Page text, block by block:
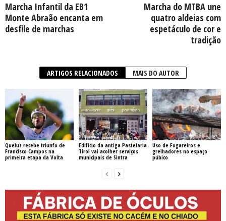
Marcha Infantil da EB1
Monte Abraão encanta em
desfile de marchas
Marcha do MTBA une
quatro aldeias com
espetáculo de cor e
tradição
ARTIGOS RELACIONADOS MAIS DO AUTOR
Queluz recebe triunfo de
Francisco Campos na
primeira etapa da Volta
Edifício da antiga Pastelaria
Tirol vai acolher serviços
municipais de Sintra
Uso de Fogareiros e
grelhadores no espaço
púbico